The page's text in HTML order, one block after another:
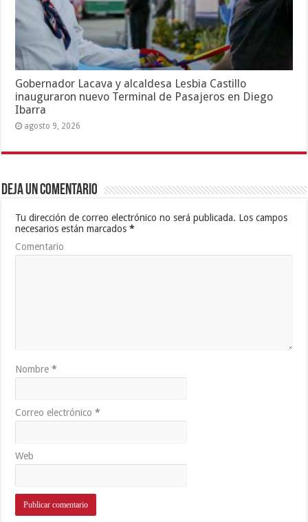
Gobernador Lacava y alcaldesa Lesbia Castillo
inauguraron nuevo Terminal de Pasajeros en Diego
Ibarra
agosto 9, 2026
Deja un comentario
Tu dirección de correo electrónico no será publicada. Los campos
necesarios están marcados*
Comentario
Nombre*
Correo electrónico*
Web